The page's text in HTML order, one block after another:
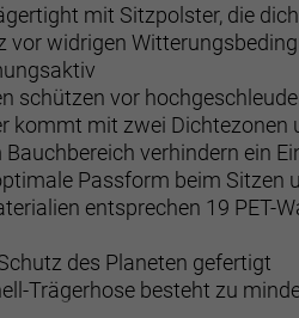
mit Sitzpolster, die
vor widrigen
schützen vor
kommt mit zwei
verhindern ein
Passform beim Sitzen
entsprechen 19 PET-
des Planeten gefertigt
Trägerhose besteht zu